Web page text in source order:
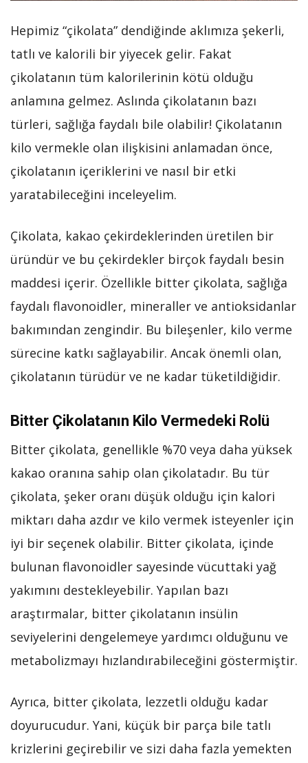
Hepimiz “çikolata” dendiğinde aklımıza şekerli,
tatlı ve kalorili bir yiyecek gelir. Fakat
çikolatanın tüm kalorilerinin kötü olduğu
anlamına gelmez. Aslında çikolatanın bazı
türleri, sağlığa faydalı bile olabilir! Çikolatanın
kilo vermekle olan ilişkisini anlamadan önce,
çikolatanın içeriklerini ve nasıl bir etki
yaratabileceğini inceleyelim.
Çikolata, kakao çekirdeklerinden üretilen bir
üründür ve bu çekirdekler birçok faydalı besin
maddesi içerir. Özellikle bitter çikolata, sağlığa
faydalı flavonoidler, mineraller ve antioksidanlar
bakımından zengindir. Bu bileşenler, kilo verme
sürecine katkı sağlayabilir. Ancak önemli olan,
çikolatanın türüdür ve ne kadar tüketildiğidir.
Bitter Çikolatanın Kilo Vermedeki Rolü
Bitter çikolata, genellikle %70 veya daha yüksek
kakao oranına sahip olan çikolatadır. Bu tür
çikolata, şeker oranı düşük olduğu için kalori
miktarı daha azdır ve kilo vermek isteyenler için
iyi bir seçenek olabilir. Bitter çikolata, içinde
bulunan flavonoidler sayesinde vücuttaki yağ
yakımını destekleyebilir. Yapılan bazı
araştırmalar, bitter çikolatanın insülin
seviyelerini dengelemeye yardımcı olduğunu ve
metabolizmayı hızlandırabileceğini göstermiştir.
Ayrıca, bitter çikolata, lezzetli olduğu kadar
doyurucudur. Yani, küçük bir parça bile tatlı
krizlerini geçirebilir ve sizi daha fazla yemekten